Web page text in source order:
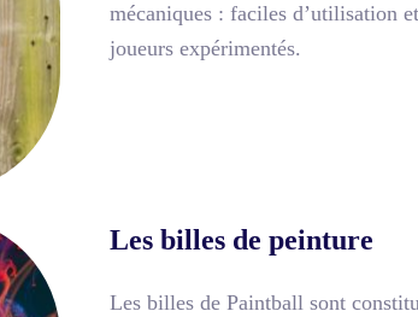
mécaniques : faciles d’utilisation
joueurs expérimentés.
Les billes de peinture
Les billes de Paintball sont